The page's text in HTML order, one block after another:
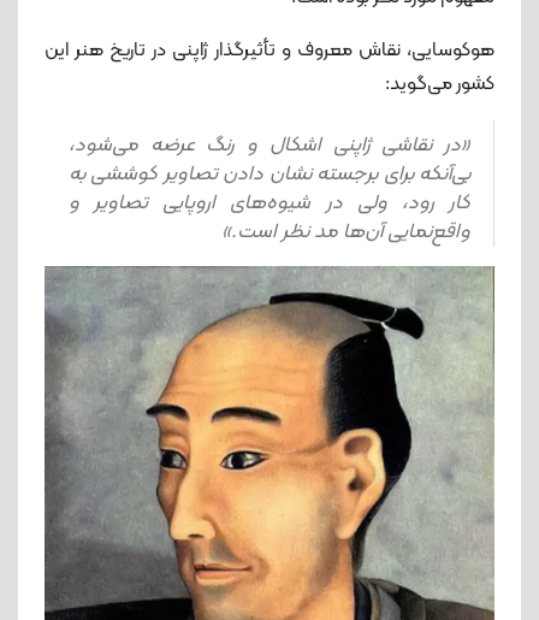
هوکوسایی، نقاش معروف و تأثیرگذار ژاپنی در تاریخ هنر این
کشور می‌گوید:
«در نقاشی ژاپنی اشکال و رنگ عرضه می‌شود،
بی‌آنکه برای برجسته نشان دادن تصاویر کوششی به
کار رود، ولی در شیوه‌های اروپایی تصاویر و
واقع‌نمایی آن‌ها مد نظر است.»